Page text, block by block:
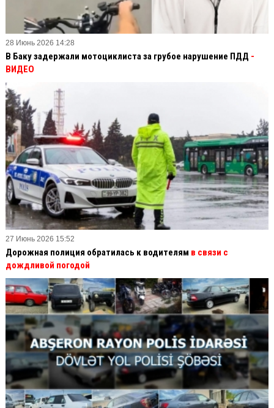
28 Июнь 2026 14:28
В Баку задержали мотоциклиста за грубое нарушение ПДД -
ВИДЕО
27 Июнь 2026 15:52
Дорожная полиция обратилась к водителям в связи с
дождливой погодой